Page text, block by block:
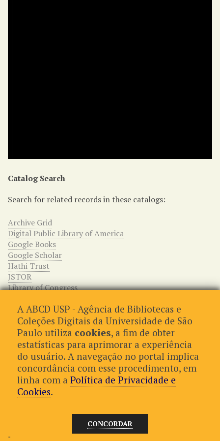
Catalog Search
Search for related records in these catalogs:
Archive Grid
Digital Public Library of America
Google Books
Google Scholar
Hathi Trust
JSTOR
Library of Congress
Relações entre os itens
This item has no relations.
← Item Anterior Próximo Item →
Omeka.
A ABCD USP - Agência de Bibliotecas e
Coleções Digitais da Universidade de São
Paulo utiliza cookies, a fim de obter
estatísticas para aprimorar a experiência
do usuário. A navegação no portal implica
concordância com esse procedimento, em
linha com aPolítica de Privacidade e
Cookies.
CONCORDAR